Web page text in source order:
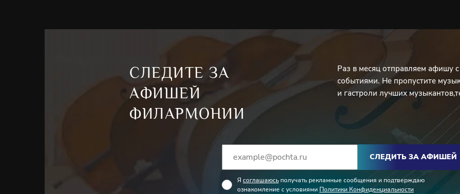
СЛЕДИТЕ ЗА
АФИШЕЙ
ФИЛАРМОНИИ
Раз в месяц отправляем афишу
событиями. Не пропустите
и гастроли лучших
СЛЕДИТЬ ЗА АФИШЕЙ
Я соглашаюсь получать рекламные сообщения и подтверждаю
ознакомление с условиями Политики Конфиденциальности